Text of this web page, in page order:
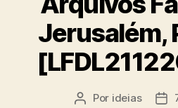
Jerusalém,
Autor
Por ideias